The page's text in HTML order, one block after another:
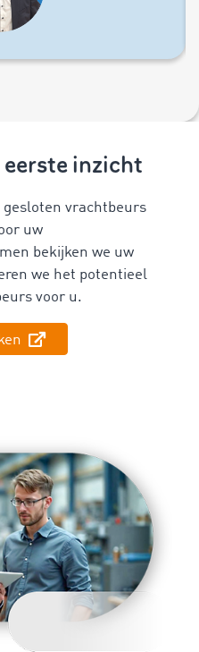
eerste inzicht
gesloten vrachtbeurs
uw
bekijken we uw
we het potentieel
voor u.